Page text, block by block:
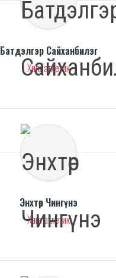
Батдэлгэр Сайханбилэг
Хөнгөн атлетик
Энхтөр Чингүнэ
Хөнгөн атлетик